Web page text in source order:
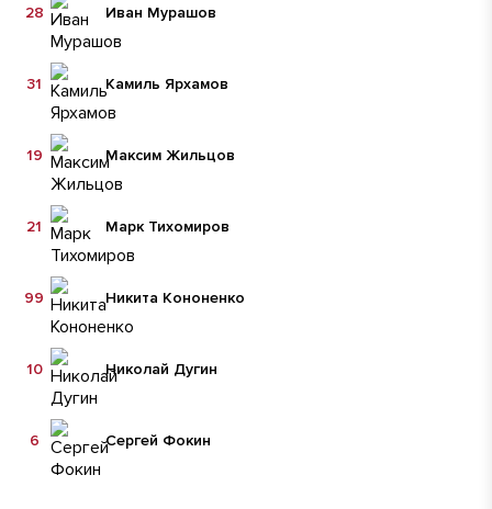
Иван Мурашов
28
Камиль Ярхамов
31
Максим Жильцов
19
Марк Тихомиров
21
Никита Кононенко
99
Николай Дугин
10
Сергей Фокин
6